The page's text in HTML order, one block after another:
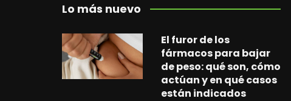
Lo más nuevo
El furor de los
fármacos para bajar
de peso: qué son, cómo
actúan y en qué casos
están indicados